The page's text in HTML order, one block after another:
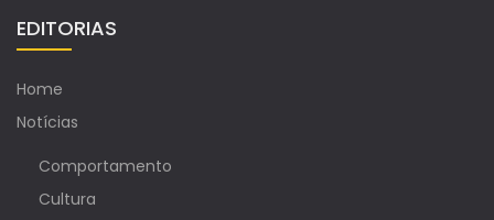
EDITORIAS
Home
Notícias
Comportamento
Cultura